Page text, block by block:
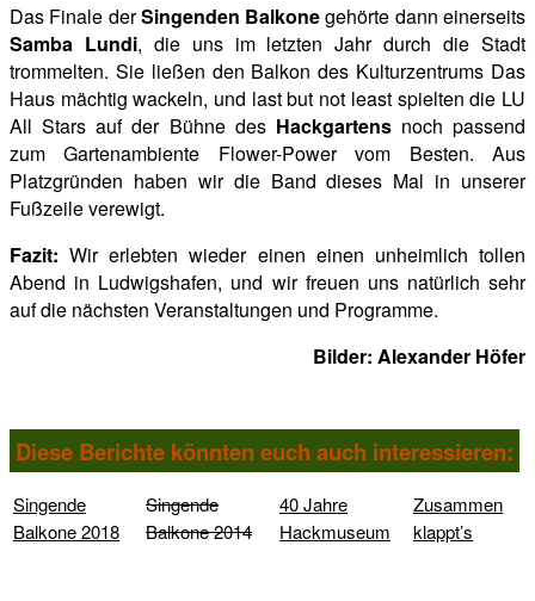
Das Finale derSingenden Balkonegehörte dann einerseits
Samba Lundi, die uns im letzten Jahr durch die Stadt
trommelten. Sie ließen den Balkon des Kulturzentrums Das
Haus mächtig wackeln, und last but not least spielten die LU
All Stars auf der Bühne des Hackgartensnoch passend
zum Gartenambiente Flower-Power vom Besten. Aus
Platzgründen haben wir die Band dieses Mal in unserer
Fußzeile verewigt.
Fazit: Wir erlebten wieder einen einen unheimlich tollen
Abend in Ludwigshafen, und wir freuen uns natürlich sehr
auf die nächsten Veranstaltungen und Programme.
Bilder: Alexander Höfer
Diese Berichte könnten euch auch interessieren:
Singende
Balkone 2018
Singende
Balkone 2014
40 Jahre
Hackmuseum
Zusammen
klappt’s